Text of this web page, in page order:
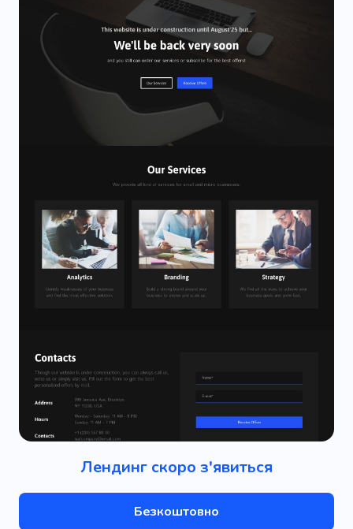
Лендинг скоро з'явиться
Безкоштовно